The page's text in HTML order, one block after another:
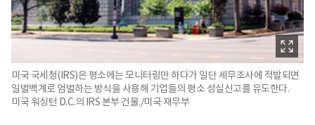
미국 국세청(IRS)은 평소에는 모니터링만 하다가 일단 세무조사에 적발되면
일벌백계로 엄벌하는 방식을 사용해 기업들의 평소 성실신고를 유도한다.
미국 워싱턴 D.C.의 IRS 본부 건물./미국 재무부